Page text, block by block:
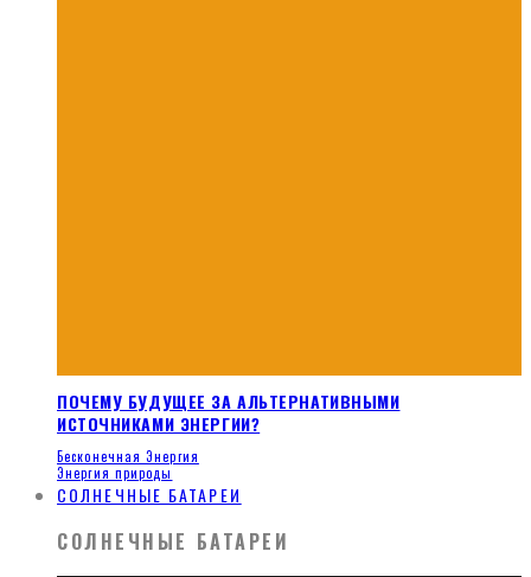
ПОЧЕМУ БУДУЩЕЕ ЗА АЛЬТЕРНАТИВНЫМИ
ИСТОЧНИКАМИ ЭНЕРГИИ?
Бесконечная Энергия
Энергия природы
СОЛНЕЧНЫЕ БАТАРЕИ
СОЛНЕЧНЫЕ БАТАРЕИ